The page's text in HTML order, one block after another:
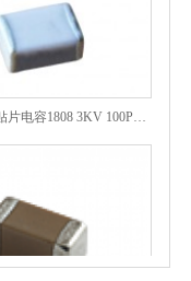
NPO高压贴片电容1808 3KV 100PF J